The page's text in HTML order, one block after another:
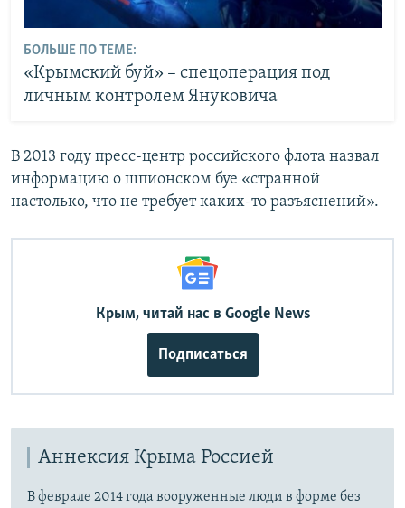
БОЛЬШЕ ПО ТЕМЕ:
«Крымский буй» – спецоперация под
личным контролем Януковича
В 2013 году пресс-центр российского флота назвал
информацию о шпионском буе «странной
настолько, что не требует каких-то разъяснений».
Крым, читай нас в Google News
Подписаться
Аннексия Крыма Россией
В феврале 2014 года вооруженные люди в форме без